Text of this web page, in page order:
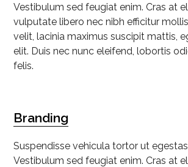
Vestibulum sed feugiat enim. Cras at
vulputate libero nec nibh efficitur
velit, lacinia maximus suscipit mattis,
elit. Duis nec nunc eleifend, lobortis
felis.
Branding
Suspendisse vehicula tortor ut
Vestibulum sed feugiat enim. Cras at